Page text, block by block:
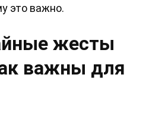
это важно.
жесты
важны для